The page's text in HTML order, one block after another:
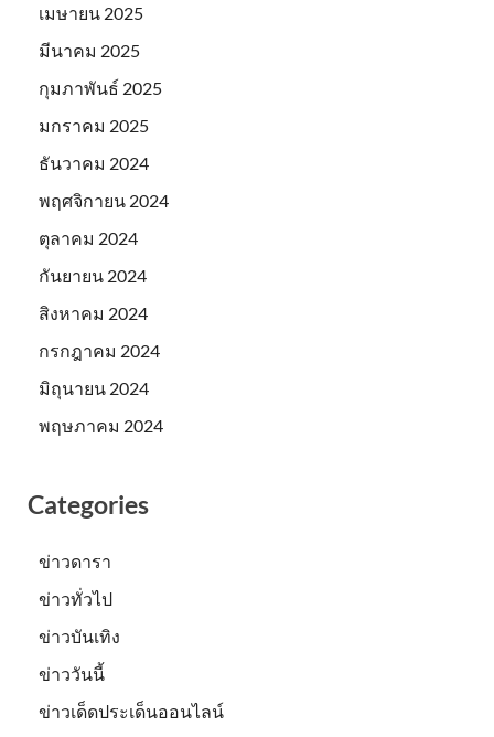
เมษายน 2025
มีนาคม 2025
กุมภาพันธ์ 2025
มกราคม 2025
ธันวาคม 2024
พฤศจิกายน 2024
ตุลาคม 2024
กันยายน 2024
สิงหาคม 2024
กรกฎาคม 2024
มิถุนายน 2024
พฤษภาคม 2024
Categories
ข่าวดารา
ข่าวทั่วไป
ข่าวบันเทิง
ข่าววันนี้
ข่าวเด็ดประเด็นออนไลน์